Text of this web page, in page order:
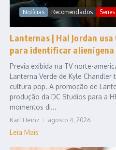
Notícias Recomendados
Lanternas | Hal Jordan
para identificar alienígena
Previa exibida na TV norte-
Lanterna Verde de Kyle
cultura pop. A promoção de
produção da DC Studios para a
momentos di...
Karl Heinz agosto 4, 2026
Leia Mais